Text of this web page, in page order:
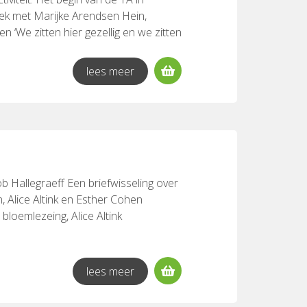
met Marijke Arendsen Hein,
‘We zitten hier gezellig en we zitten
Observations on progressive
Barrow Opleiden in de TA: ‘all
en de RINO, Pierre Sebregts
lees meer
Hallegraeff Een briefwisseling over
Alice Altink en Esther Cohen
Alice Altink
lees meer